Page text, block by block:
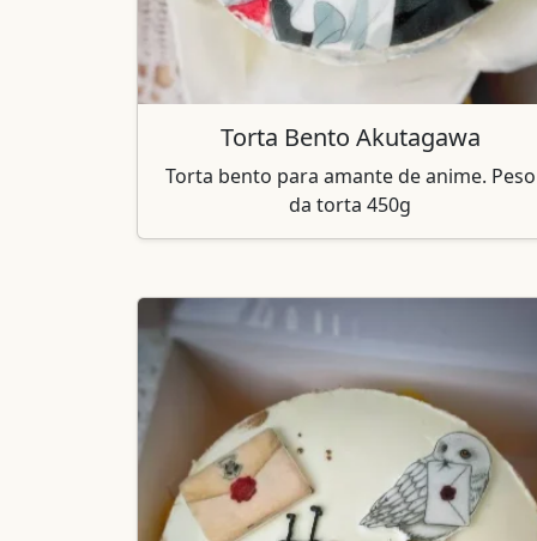
Torta Bento Akutagawa
Torta bento para amante de anime. Peso
da torta 450g